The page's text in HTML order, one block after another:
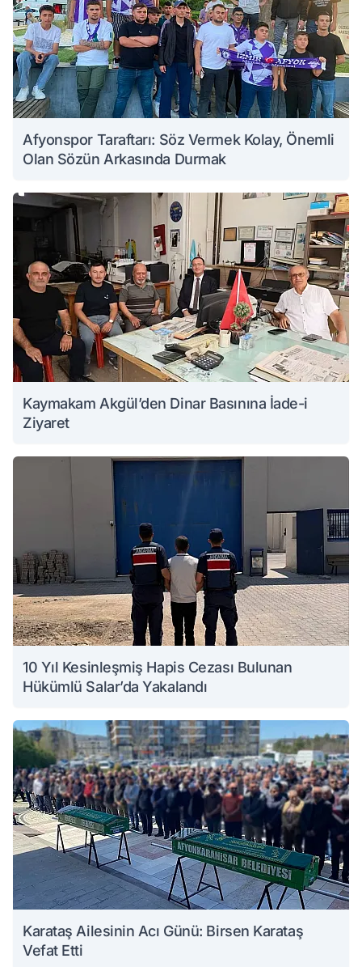
Afyonspor Taraftarı: Söz Vermek Kolay, Önemli
Olan Sözün Arkasında Durmak
Kaymakam Akgül’den Dinar Basınına İade-i
Ziyaret
10 Yıl Kesinleşmiş Hapis Cezası Bulunan
Hükümlü Salar’da Yakalandı
Karataş Ailesinin Acı Günü: Birsen Karataş
Vefat Etti